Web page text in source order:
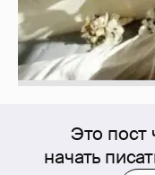
Это пост
начать